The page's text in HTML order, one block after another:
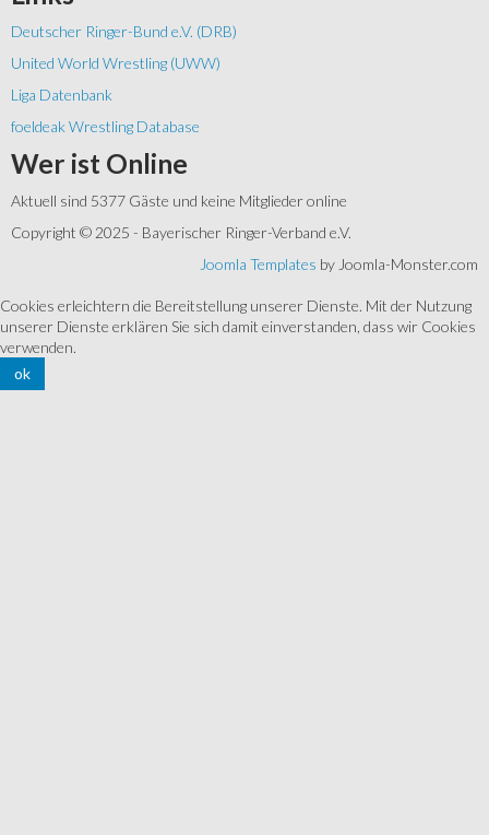
Deutscher Ringer-Bund e.V. (DRB)
United World Wrestling (UWW)
Liga Datenbank
foeldeak Wrestling Database
Wer ist Online
Aktuell sind 5377 Gäste und keine Mitglieder online
Copyright © 2025 - Bayerischer Ringer-Verband e.V.
Joomla Templates by Joomla-Monster.com
Cookies erleichtern die Bereitstellung unserer Dienste. Mit der Nutzung
unserer Dienste erklären Sie sich damit einverstanden, dass wir Cookies
verwenden.
ok